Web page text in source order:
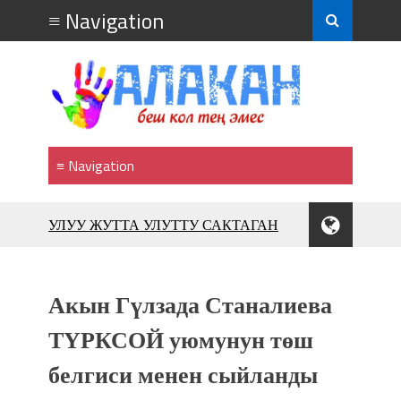
УЛУУ ЖУТТА УЛУТТУ САКТАГАН
фонтанов в Royal Central Park
Аида САЛЯНОВА: "Кыргыз шахмат
союзунун президенти болуп
шайланышым сыймык жана чоң
жоопкерчилик!"
Акын Гүлзада Станалиева
ТҮРКСОЙ уюмунун төш
белгиси менен сыйланды